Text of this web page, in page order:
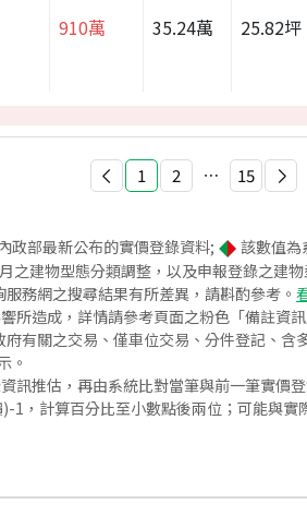
910萬 35.24萬 25.82坪
1 2 ⋯ 15
政部最新公布的實價登錄資料; 該數值為
之建物型態分類調整，以及申報登錄之建
務網之搜尋結果有所差異，請斟酌參考。
所造成，詳情請參考頁面之粉色「備註資
有關之交易、僅車位交易、分件登記、
。
訊推估，再由系統比對當筆與前一筆實價
，計算百分比至小數點後兩位；可能與實